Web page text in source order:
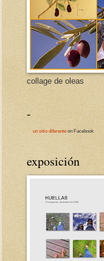
collage de oleas
-
un sitio diferente on Facebook
exposición